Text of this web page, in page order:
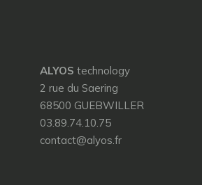
ALYOS technology
2 rue du Saering
68500 GUEBWILLER
03.89.74.10.75
contact@alyos.fr